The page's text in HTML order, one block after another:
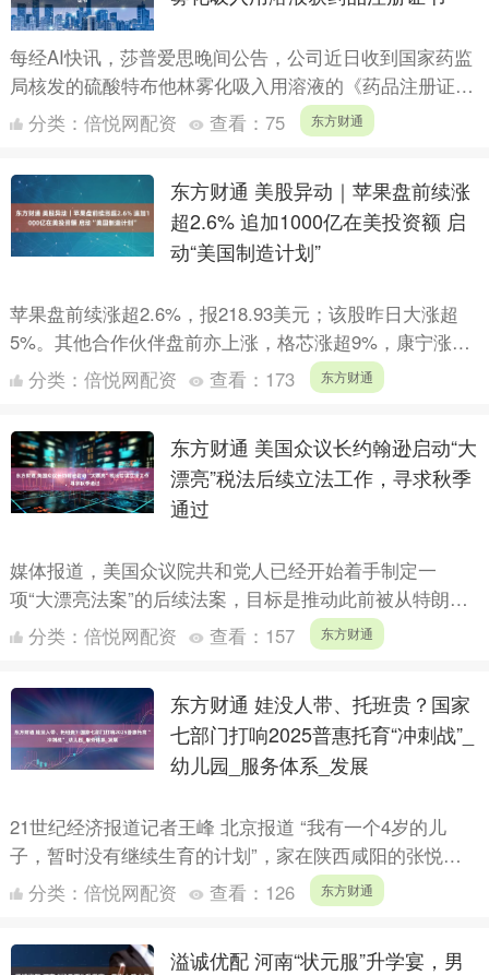
每经AI快讯，莎普爱思晚间公告，公司近日收到国家药监
局核发的硫酸特布他林雾化吸入用溶液的《药品注册证
书》。该药品可缓解支气管哮喘、慢性支气管炎、肺气肿
分类： 倍悦网配资 查看： 75 东方财通
东方财通 美股异动｜苹果盘前续涨
超2.6% 追加1000亿在美投资额 启
动“美国制造计划”
苹果盘前续涨超2.6%，报218.93美元；该股昨日大涨超
5%。其他合作伙伴盘前亦上涨，格芯涨超9%，康宁涨超
7%，Coherent涨超3%，应用材料、德州仪器....
分类： 倍悦网配资 查看： 173 东方财通
东方财通 美国众议长约翰逊启动“大
漂亮”税法后续立法工作，寻求秋季
通过
媒体报道，美国众议院共和党人已经开始着手制定一
项“大漂亮法案”的后续法案，目标是推动此前被从特朗
普“大漂亮法案”中删去的部分条款。 众议长约翰逊（Mike
分类： 倍悦网配资 查看： 157 东方财通
东方财通 娃没人带、托班贵？国家
七部门打响2025普惠托育“冲刺战”_
幼儿园_服务体系_发展
21世纪经济报道记者王峰 北京报道 “我有一个4岁的儿
子，暂时没有继续生育的计划”，家在陕西咸阳的张悦
说，“一方面是因为养育孩子的经济成本高，另一方面时
分类： 倍悦网配资 查看： 126 东方财通
溢诚优配 河南“状元服”升学宴，男